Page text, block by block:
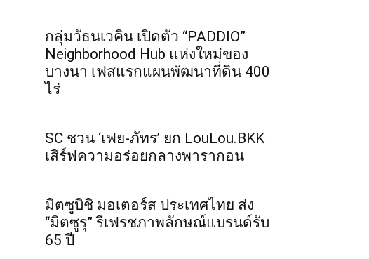
กลุ่มวัธนเวคิน เปิดตัว “PADDIO”
Neighborhood Hub แห่งใหม่ของ
บางนา เฟสแรกแผนพัฒนาที่ดิน 400
ไร่
SC ชวน ‘เฟย-ภัทร’ ยก LouLou.BKK
เสิร์ฟความอร่อยกลางพารากอน
มิตซูบิชิ มอเตอร์ส ประเทศไทย ส่ง
“มิตซูรุ” รีเฟรชภาพลักษณ์แบรนด์รับ
65 ปี